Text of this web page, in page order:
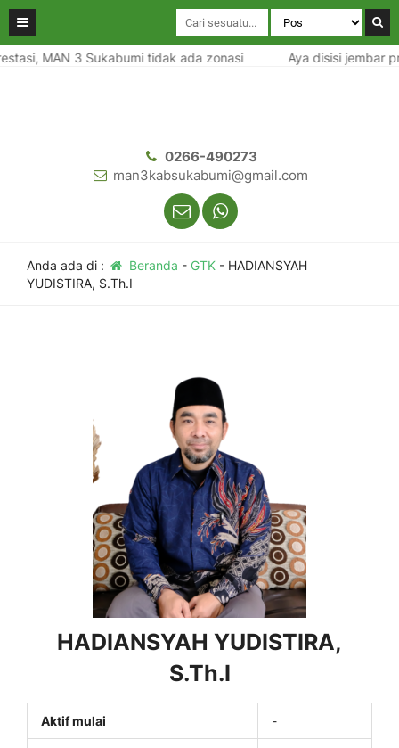
MAN 3 Sukabumi tidak ada zonasi Aya disisi jembar
0266-490273
man3kabsukabumi@gmail.com
Anda ada di : Beranda - GTK- HADIANSYAH
YUDISTIRA, S.Th.I
HADIANSYAH YUDISTIRA,
S.Th.I
Aktif mulai -